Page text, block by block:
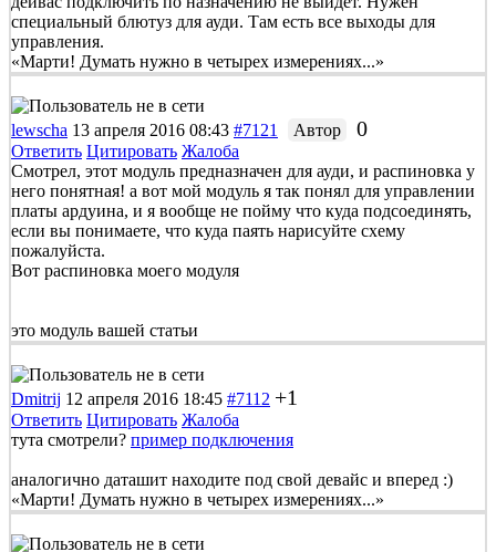
специальный блютуз для ауди. Там есть все выходы для
управления.
«Марти! Думать нужно в четырех измерениях...»
lewscha 13 апреля 2016 08:43 #7121 Автор 0
Ответить Цитировать Жалоба
Смотрел, этот модуль предназначен для ауди, и распиновка у
него понятная! а вот мой модуль я так понял для управлении
платы ардуина, и я вообще не пойму что куда подсоединять,
если вы понимаете, что куда паять нарисуйте схему
пожалуйста.
Вот распиновка моего модуля
это модуль вашей статьи
Dmitrij 12 апреля 2016 18:45 #7112 +1
Ответить Цитировать Жалоба
тута смотрели? пример подключения
аналогично даташит находите под свой девайс и вперед :)
«Марти! Думать нужно в четырех измерениях...»